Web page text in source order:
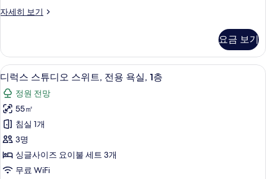
용
실,
정
원
사
진
모
두
보
기
자세히 보기
프
스
위
트,
전
용
욕
실,
정
원
자
세
히
요금 보기
디
럭
스
스
튜
디
오
디럭스 스튜디오 스위트, 전용 욕실, 1
21
디럭스 스튜디오 스위트, 전용 욕실, 1층
정원 전망
55㎡
침실 1개
3명
싱글사이즈 요이불 세트 3개
무료 WiFi